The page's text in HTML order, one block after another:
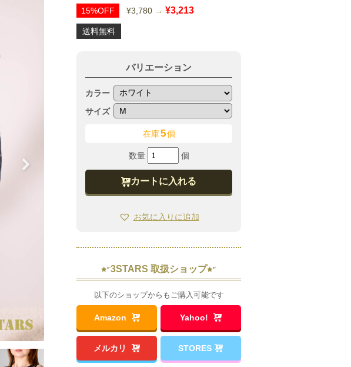
15%OFF ¥3,780 → ¥3,213
送料無料
バリエーション
カラー
サイズ
在庫5個
ー
ス
ー
ッ
ュ
ポ
カートに入れる
お気に入りに追加
3STARS 取扱ショップ
以下のショップからもご購入可能です
Amazon Yahoo!
メルカリ STORES